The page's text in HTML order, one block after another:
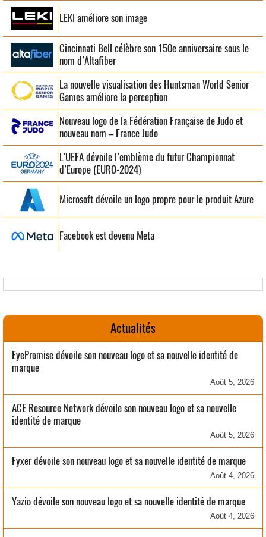
LEKI améliore son image
Cincinnati Bell célèbre son 150e anniversaire sous le
nom d’Altafiber
La nouvelle visualisation des Huntsman World Senior
Games améliore la perception
Nouveau logo de la Fédération Française de Judo et
nouveau nom – France Judo
L’UEFA dévoile l’emblème du futur Championnat
d’Europe (EURO-2024)
Microsoft dévoile un logo propre pour le produit Azure
Facebook est devenu Meta
Actualités
EyePromise dévoile son nouveau logo et sa nouvelle identité de
marque
Août 5, 2026
ACE Resource Network dévoile son nouveau logo et sa nouvelle
identité de marque
Août 5, 2026
Fyxer dévoile son nouveau logo et sa nouvelle identité de marque
Août 4, 2026
Yazio dévoile son nouveau logo et sa nouvelle identité de marque
Août 4, 2026